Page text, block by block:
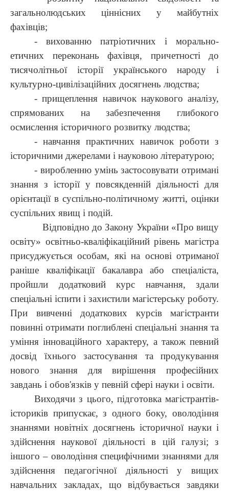
загальнолюдських ціннісних у майбутніх
фахівців;
- вихованню патріотичних і морально-
етичних переконань фахівця, причетності до
тисячолітньої історії українського народу і
культурно-цивілізаційних досягнень людства;
- прищеплення навичок наукового аналізу,
спрямованих на забезпечення глибокого
осмислення історичного розвитку людства;
- навчання практичних навичок роботи з
історичними джерелами і науковою літературою;
- виробленню умінь застосовувати отримані
знання з історії у повсякденній діяльності для
орієнтації в суспільно-політичному житті, оцінки
суспільних явищ і подій.
Відповідно до Закону України «Про вищу
освіту» освітньо-кваліфікаційний рівень магістра
присуджується особам, які на основі отриманої
раніше кваліфікації бакалавра або спеціаліста,
пройшли додатковий курс навчання, здали
спеціальні іспити і захистили магістерську роботу.
При вивченні додаткових курсів магістранти
повинні отримати поглиблені спеціальні знання та
уміння інноваційного характеру, а також певний
досвід їхнього застосування та продукування
нового знання для вирішення професійних
завдань і обов'язків у певній сфері науки і освіти.
Виходячи з цього, підготовка магістрантів-
істориків припускає, з одного боку, оволодіння
знаннями новітніх досягнень історичної науки і
здійснення наукової діяльності в цій галузі; з
іншого – оволодіння специфічними знаннями для
здійснення педагогічної діяльності у вищих
навчальних закладах, що відбувається завдяки